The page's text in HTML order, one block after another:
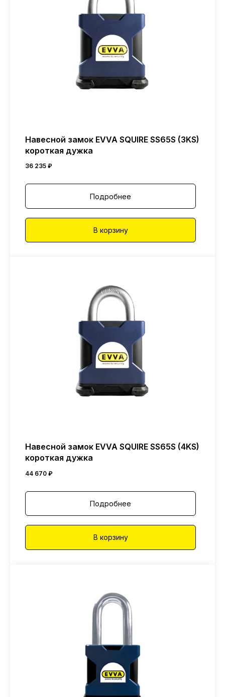
Навесной замок EVVA SQUIRE SS65S (3KS)
короткая дужка
36 235 ₽
Подробнее
В корзину
Навесной замок EVVA SQUIRE SS65S (4KS)
короткая дужка
44 670 ₽
Подробнее
В корзину